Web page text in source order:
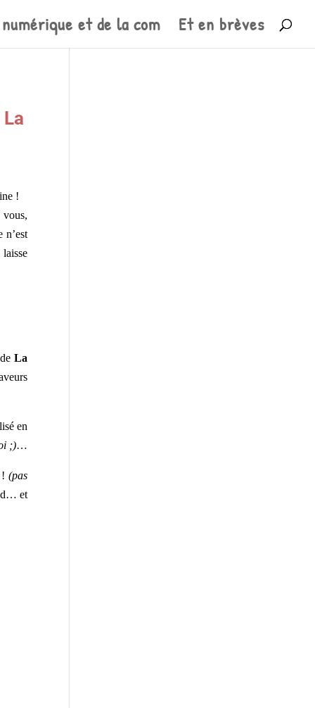
numérique et de la com Et en brèves
!
n’est
deLa
en
;)…
!(pas
et